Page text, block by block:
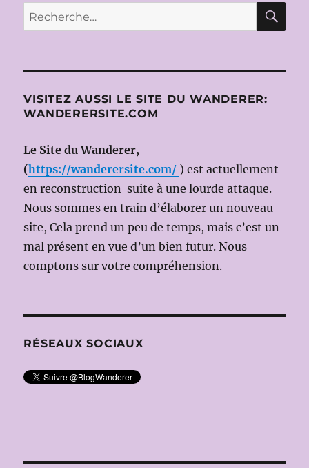
Amilcare
PONCHIELLI
MAI
(Dir.mus
:
OREN
ms
en
scène
Luigi
PIZZI)
Recherche
pour :
VISITEZ AUSSI LE SITE DU WANDERER:
WANDERERSITE.COM
Le Site du Wanderer,
(https://wanderersite.com/ ) est actuellement
en reconstruction suite à une lourde attaque.
Nous sommes en train d’élaborer un nouveau
site, Cela prend un peu de temps, mais c’est un
mal présent en vue d’un bien futur. Nous
comptons sur votre compréhension.
RÉSEAUX SOCIAUX